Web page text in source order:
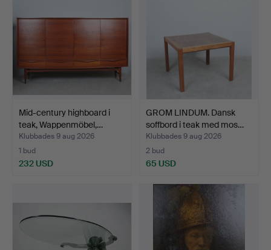
Mid-century highboard i
teak, Wappenmöbel,…
Klubbades 9 aug 2026
1 bud
232 USD
GROM LINDUM. Dansk
soffbord i teak med mos…
Klubbades 9 aug 2026
2 bud
65 USD